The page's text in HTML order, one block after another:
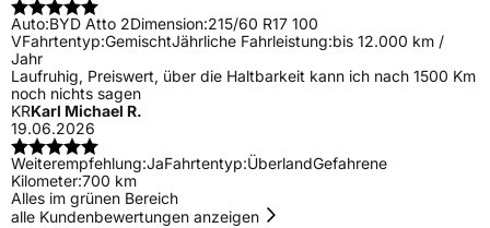
Auto:BYD Atto 2Dimension:215/60 R17 100
VFahrtentyp:GemischtJährliche Fahrleistung:bis 12.000 km /
Jahr
Laufruhig, Preiswert, über die Haltbarkeit kann ich nach 1500 Km
noch nichts sagen
KRKarl Michael R.
19.06.2026
Weiterempfehlung:JaFahrtentyp:ÜberlandGefahrene
Kilometer:700 km
Alles im grünen Bereich
alle Kundenbewertungen anzeigen